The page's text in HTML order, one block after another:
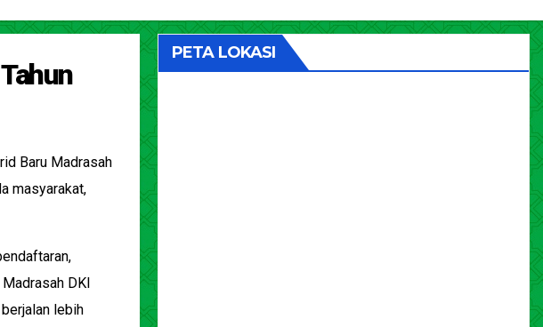
Baru Madrasah
masyarakat,
DKI
lebih
PETA LOKASI